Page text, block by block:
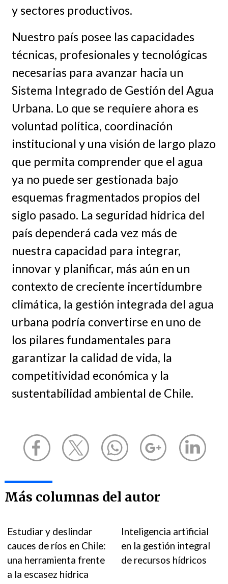
y sectores productivos.
Nuestro país posee las capacidades
técnicas, profesionales y tecnológicas
necesarias para avanzar hacia un
Sistema Integrado de Gestión del Agua
Urbana. Lo que se requiere ahora es
voluntad política, coordinación
institucional y una visión de largo plazo
que permita comprender que el agua
ya no puede ser gestionada bajo
esquemas fragmentados propios del
siglo pasado. La seguridad hídrica del
país dependerá cada vez más de
nuestra capacidad para integrar,
innovar y planificar, más aún en un
contexto de creciente incertidumbre
climática, la gestión integrada del agua
urbana podría convertirse en uno de
los pilares fundamentales para
garantizar la calidad de vida, la
competitividad económica y la
sustentabilidad ambiental de Chile.
Más columnas del autor
Estudiar y deslindar
cauces de ríos en Chile:
una herramienta frente
a la escasez hídrica
Inteligencia artificial
en la gestión integral
de recursos hídricos